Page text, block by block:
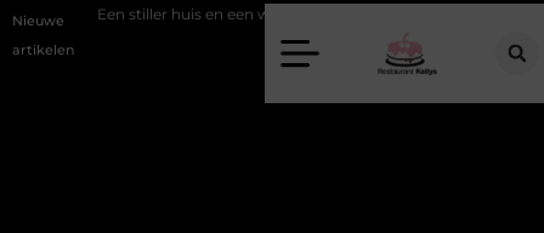
Nieuwe
artikelen
Een stiller huis en een warmere look met akoestische panelen